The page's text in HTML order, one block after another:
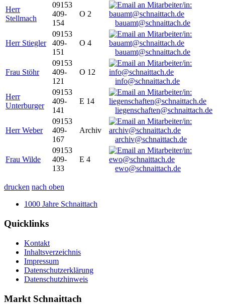
Herr
Stellmach
09153
409-
154
O 2
bauamt@schnaittach.de
Herr Stiegler
09153
409-
151
O 4
bauamt@schnaittach.de
Frau Stöhr
09153
409-
121
O 12
info@schnaittach.de
Herr
Unterburger
09153
409-
141
E 14
liegenschaften@schnaittach.de
Herr Weber
09153
409-
167
Archiv
archiv@schnaittach.de
Frau Wilde
09153
409-
133
E 4
ewo@schnaittach.de
drucken nach oben
1000 Jahre Schnaittach
Quicklinks
Kontakt
Inhaltsverzeichnis
Impressum
Datenschutzerklärung
Datenschutzhinweis
Markt Schnaittach